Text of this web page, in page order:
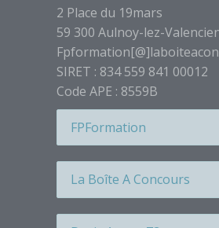
Étiquette
Étiquette
Étiquette
Étiquette
Étiquette
Étiquette
Étiquette
Étiquette
Étiquette
2 Place du 19mars
59 300 Aulnoy-lez-
SIRET : 834 559 841 00012
Code APE : 8559B
FPFormation
La Boîte A Concours